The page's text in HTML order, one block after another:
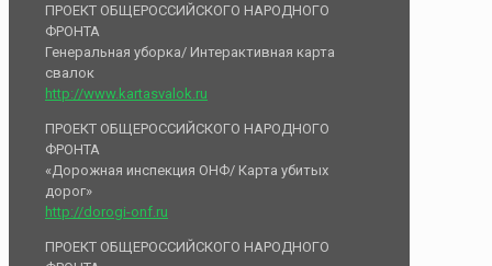
ПРОЕКТ ОБЩЕРОССИЙСКОГО НАРОДНОГО
ФРОНТА
Генеральная уборка/ Интерактивная карта
свалок
http://www.kartasvalok.ru
ПРОЕКТ ОБЩЕРОССИЙСКОГО НАРОДНОГО
ФРОНТА
«Дорожная инспекция ОНФ/ Карта убитых
дорог»
http://dorogi-onf.ru
ПРОЕКТ ОБЩЕРОССИЙСКОГО НАРОДНОГО